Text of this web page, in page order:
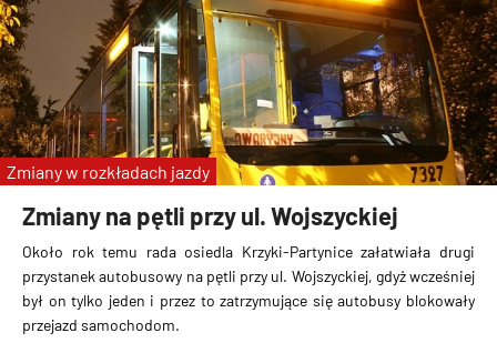
Zmiany na pętli przy ul. Wojszyckiej
Około rok temu rada osiedla Krzyki-Partynice załatwiała drugi
przystanek autobusowy na pętli przy ul. Wojszyckiej, gdyż wcześniej
był on tylko jeden i przez to zatrzymujące się autobusy blokowały
przejazd samochodom.
Zmiany w rozkładach jazdy